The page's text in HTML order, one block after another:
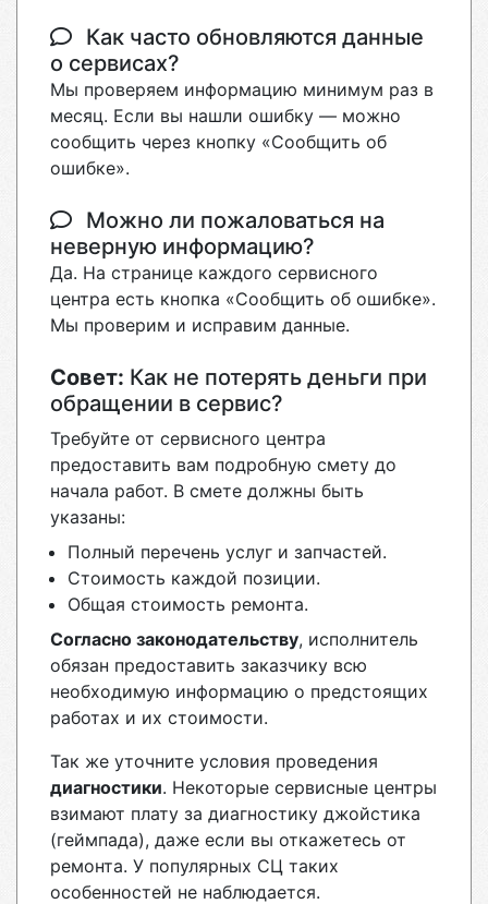
Как часто обновляются данные
о сервисах?
Мы проверяем информацию минимум раз в
месяц. Если вы нашли ошибку — можно
сообщить через кнопку «Сообщить об
ошибке».
Можно ли пожаловаться на
неверную информацию?
Да. На странице каждого сервисного
центра есть кнопка «Сообщить об ошибке».
Мы проверим и исправим данные.
Совет: Как не потерять деньги при
обращении в сервис?
Требуйте от сервисного центра
предоставить вам подробную смету до
начала работ. В смете должны быть
указаны:
Полный перечень услуг и запчастей.
Стоимость каждой позиции.
Общая стоимость ремонта.
Согласно законодательству, исполнитель
обязан предоставить заказчику всю
необходимую информацию о предстоящих
работах и их стоимости.
Так же уточните условия проведения
диагностики. Некоторые сервисные центры
взимают плату за диагностику джойстика
(геймпада), даже если вы откажетесь от
ремонта. У популярных СЦ таких
особенностей не наблюдается.